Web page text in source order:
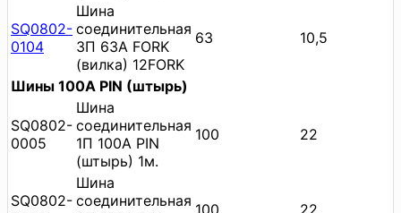
SQ0802-
0104
Шина
соединительная
3П 63А FORK
(вилка) 12FORK
63 10,5
Шины 100A PIN (штырь)
SQ0802-
0005
Шина
соединительная
1П 100A PIN
(штырь) 1м.
100 22
SQ0802-
Шина
соединительная 100 22